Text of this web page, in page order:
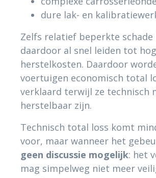
dure lak- en
Zelfs relatief beperkte schade
daardoor al snel leiden tot
herstelkosten. Daardoor
voertuigen economisch total
verklaard terwijl ze technisch
herstelbaar zijn.
Technisch total loss komt
voor, maar wanneer het
geen discussie mogelijk: het
mag simpelweg niet meer